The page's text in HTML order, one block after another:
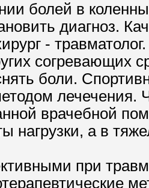
болей в
диагноз.
-
согревающих
боли.
лечечения.
врачебной
нагрузки, а в
при